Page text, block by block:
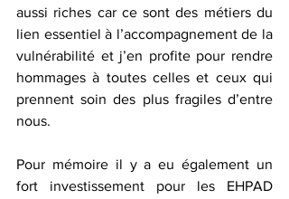
aussi riches car ce sont des métiers du
lien essentiel à l’accompagnement de la
vulnérabilité et j’en profite pour rendre
hommages à toutes celles et ceux qui
prennent soin des plus fragiles d’entre
nous.
Pour mémoire il y a eu également un
fort investissement pour les EHPAD